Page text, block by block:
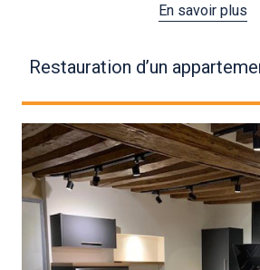
En savoir plus
Restauration d’un